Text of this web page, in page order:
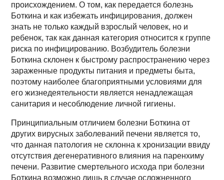
происхождением. О том, как передается болезнь
Боткина и как избежать инфицирования, должен
знать не только каждый взрослый человек, но и
ребенок, так как данная категория относится к группе
риска по инфицированию. Возбудитель болезни
Боткина склонен к быстрому распространению через
зараженные продукты питания и предметы быта,
поэтому наиболее благоприятными условиями для
его жизнедеятельности является ненадлежащая
санитария и несоблюдение личной гигиены.
Принципиальным отличием болезни Боткина от
других вирусных заболеваний печени является то,
что данная патология не склонна к хронизации ввиду
отсутствия дегенеративного влияния на паренхиму
печени. Развитие смертельного исхода при болезни
Боткина возможно лишь в случае осложненного